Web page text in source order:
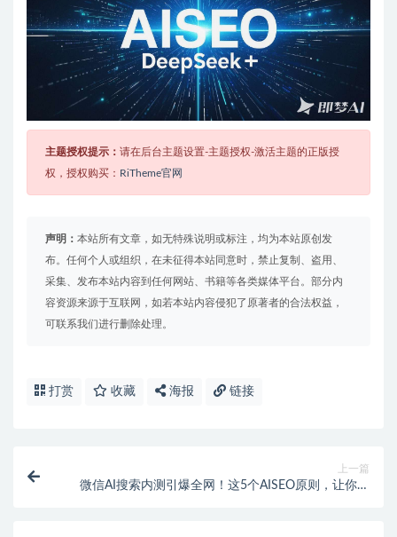
主题授权提示： 请在后台主题设置-主题授权-激活主题的正版授
权，授权购买： RiTheme官网
声明： 本站所有文章，如无特殊说明或标注，均为本站原创发
布。任何个人或组织，在未征得本站同意时，禁止复制、盗用、
采集、发布本站内容到任何网站、书籍等各类媒体平台。部分内
容资源来源于互联网，如若本站内容侵犯了原著者的合法权益，
可联系我们进行删除处理。
打赏 收藏 海报 链接
上一篇
微信AI搜索内测引爆全网！这5个AISEO原则，让你内